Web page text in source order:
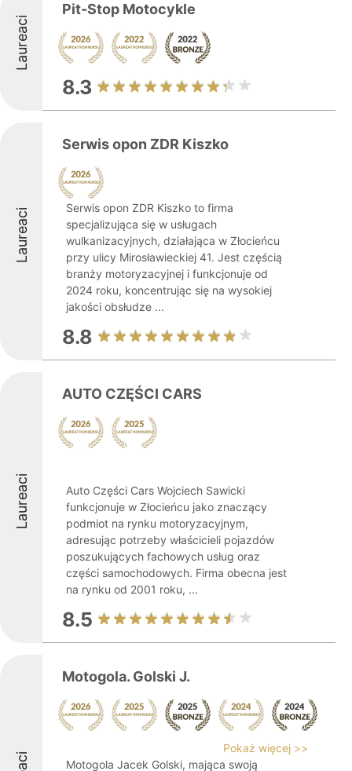
Laureaci
Pit-Stop Motocykle
8.3
Laureaci
Serwis opon ZDR Kiszko
Serwis opon ZDR Kiszko to firma
specjalizująca się w usługach
wulkanizacyjnych, działająca w Złocieńcu
przy ulicy Mirosławieckiej 41. Jest częścią
branży motoryzacyjnej i funkcjonuje od
2024 roku, koncentrując się na wysokiej
jakości obsłudze ...
8.8
Laureaci
AUTO CZĘŚCI CARS
Auto Części Cars Wojciech Sawicki
funkcjonuje w Złocieńcu jako znaczący
podmiot na rynku motoryzacyjnym,
adresując potrzeby właścicieli pojazdów
poszukujących fachowych usług oraz
części samochodowych. Firma obecna jest
na rynku od 2001 roku, ...
8.5
Motogola. Golski J.
Pokaż więcej >>
Motogola Jacek Golski, mająca swoją